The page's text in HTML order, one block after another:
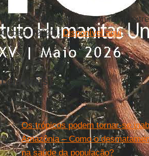
Byrne, M.P. Amplified warming of
Geosci. (2021).Disponível aqui.
Leia mais
Os trópicos podem tornar-se
Amazônia – Como o
na saúde da população?